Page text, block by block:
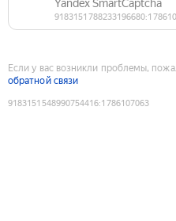
Если у вас возникли проблемы,
обратной связи
9183151548990754416:1786107063